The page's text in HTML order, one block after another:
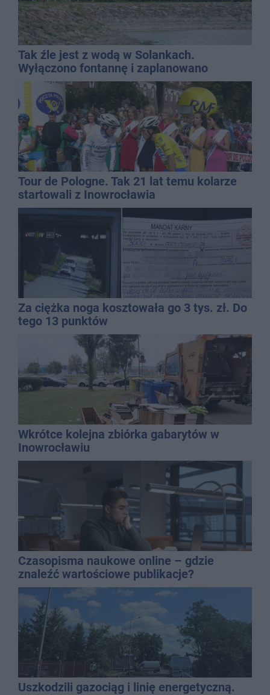
Tak źle jest z wodą w Solankach.
Wyłączono fontannę i zaplanowano
dolewkę
Tour de Pologne. Tak 21 lat temu kolarze
startowali z Inowrocławia
Za ciężka noga kosztowała go 3 tys. zł. Do
tego 13 punktów
Wkrótce kolejna zbiórka gabarytów w
Inowrocławiu
Czasopisma naukowe online – gdzie
znaleźć wartościowe publikacje?
Uszkodzili gazociąg i linię energetyczną.